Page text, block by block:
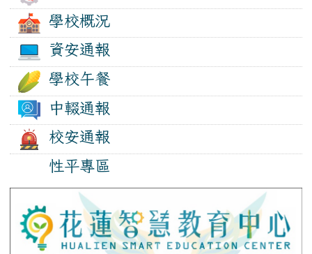
學校概況
資安通報
學校午餐
中輟通報
校安通報
性平專區